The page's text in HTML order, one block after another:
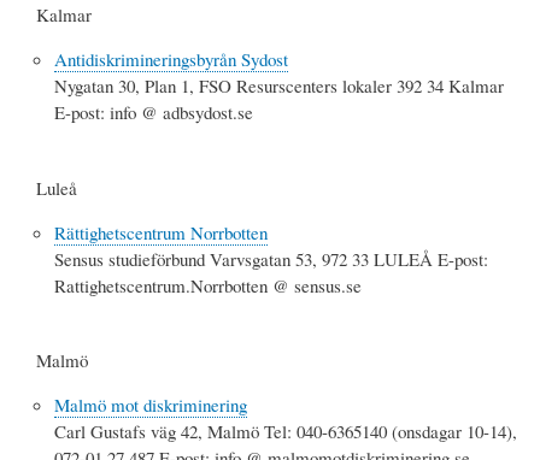
Kalmar
Antidiskrimineringsbyrån Sydost
Nygatan 30, Plan 1, FSO Resurscenters lokaler 392 34 Kalmar
E-post: info @ adbsydost.se
Luleå
Rättighetscentrum Norrbotten
Sensus studieförbund Varvsgatan 53, 972 33 LULEÅ E-post:
Rattighetscentrum.Norrbotten @ sensus.se
Malmö
Malmö mot diskriminering
Carl Gustafs väg 42, Malmö Tel: 040-6365140 (onsdagar 10-14),